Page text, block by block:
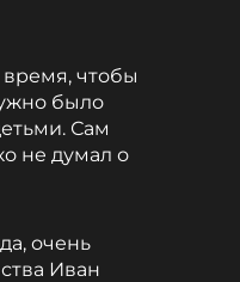
чтобы
было
Сам
не думал о
очень
Иван